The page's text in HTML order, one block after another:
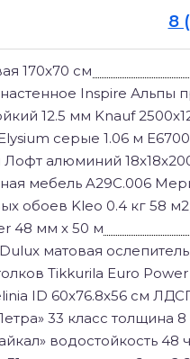
8
170x70 см
Inspire Альпы
12.5 мм Knauf
серые 1.06 м
алюминий
мебель A29C.006
обоев Kleo 0.4 кг 58 м2
48 мм х 50 м
матовая
Tikkurila Euro
ID 60x76.8x56 см
33 класс толщина
водостойкость 48